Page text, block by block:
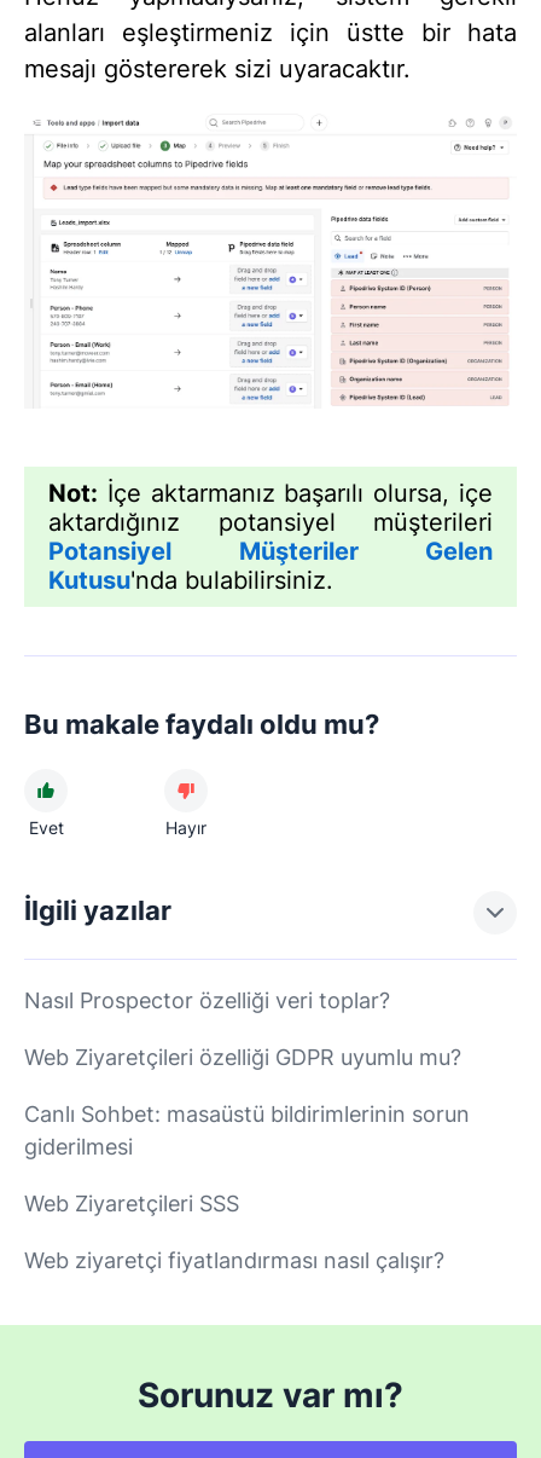
alanları eşleştirmeniz için üstte bir hata
mesajı göstererek sizi uyaracaktır.
Not: İçe aktarmanız başarılı olursa, içe
aktardığınız potansiyel müşterileri
Potansiyel Müşteriler Gelen
Kutusu'nda bulabilirsiniz.
Bu makale faydalı oldu mu?
Evet Hayır
İlgili yazılar
Nasıl Prospector özelliği veri toplar?
Web Ziyaretçileri özelliği GDPR uyumlu mu?
Canlı Sohbet: masaüstü bildirimlerinin sorun
giderilmesi
Web Ziyaretçileri SSS
Web ziyaretçi fiyatlandırması nasıl çalışır?
Sorunuz var mı?